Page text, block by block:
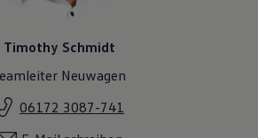
Timothy Schmidt
Neuwagen
06172 3087-741